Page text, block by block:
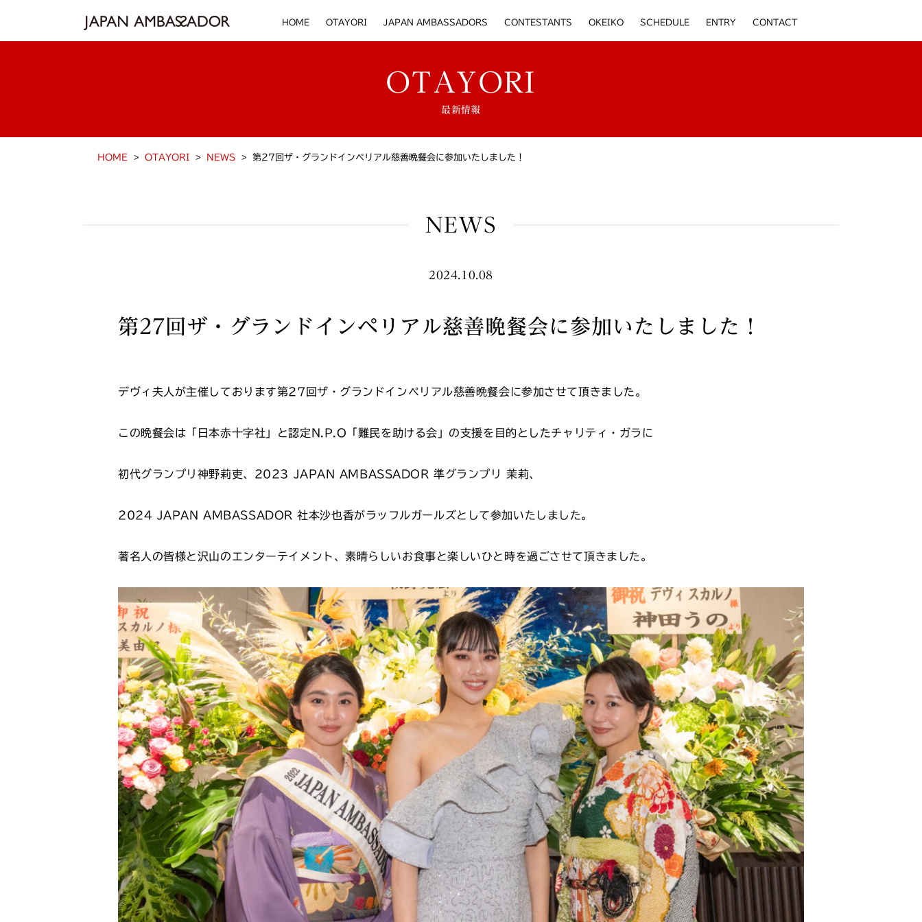
HOME OTAYORI JAPAN AMBASSADORS CONTESTANTS OKEIKO SCHEDULE ENTRY CONTACT
OTAYORI
最新情報
HOME OTAYORI NEWS 第27回ザ・グランドインペリアル慈善晩餐会に参加いたしました！
NEWS
2024.10.08
第27回ザ・グランドインペリアル慈善晩餐会に参加いたしました！
デヴィ夫人が主催しております第27回ザ・グランドインペリアル慈善晩餐会に参加させて頂きました。
この晩餐会は「日本赤十字社」と認定N.P.O「難民を助ける会」の支援を目的としたチャリティ・ガラに
初代グランプリ神野莉吏、2023 JAPAN AMBASSADOR 準グランプリ 茉莉、
2024 JAPAN AMBASSADOR 社本沙也香がラッフルガールズとして参加いたしました。
著名人の皆様と沢山のエンターテイメント、素晴らしいお食事と楽しいひと時を過ごさせて頂きました。